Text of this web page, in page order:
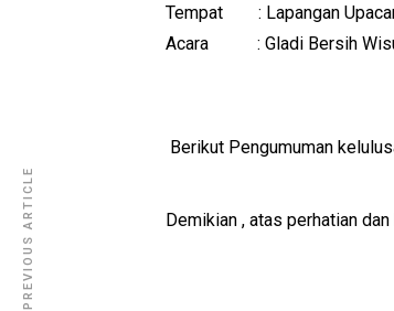
Tempat : Lapangan
Acara : Gladi Bersih
Berikut Pengumuman
Demikian , atas perhatian
PREVIOUS ARTICLE